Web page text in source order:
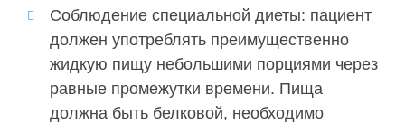
Соблюдение специальной диеты: пациент
должен употреблять преимущественно
жидкую пищу небольшими порциями через
равные промежутки времени. Пища
должна быть белковой, необходимо